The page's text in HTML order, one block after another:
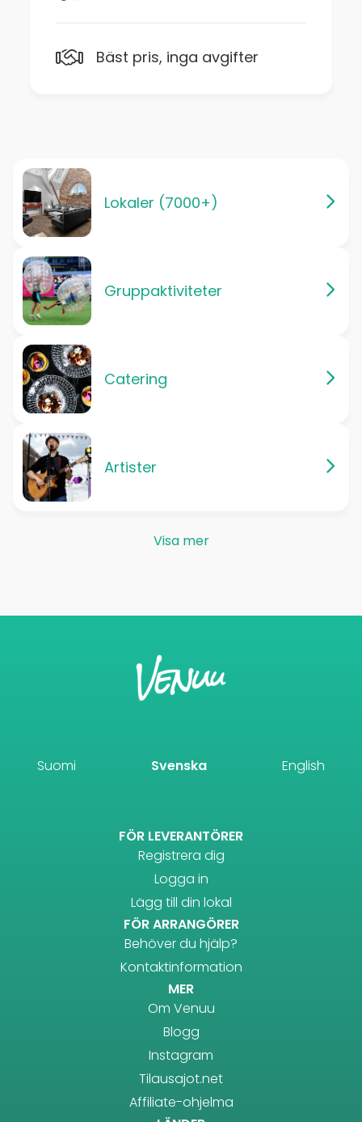
Bäst pris, inga avgifter
Lokaler (7000+)
Gruppaktiviteter
Catering
Artister
Visa mer
Suomi Svenska English
FÖR LEVERANTÖRER
Registrera dig
Logga in
Lägg till din lokal
FÖR ARRANGÖRER
Behöver du hjälp?
Kontaktinformation
MER
Om Venuu
Blogg
Instagram
Tilausajot.net
Affiliate-ohjelma